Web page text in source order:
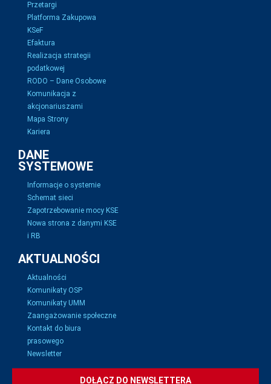
Przetargi
Platforma Zakupowa
KSeF
Efaktura
Realizacja strategii
podatkowej
RODO – Dane Osobowe
Komunikacja z
akcjonariuszami
Mapa Strony
Kariera
DANE
SYSTEMOWE
Informacje o systemie
Schemat sieci
Zapotrzebowanie mocy KSE
Nowa strona z danymi KSE
i RB
AKTUALNOŚCI
Aktualności
Komunikaty OSP
Komunikaty UMM
Zaangażowanie społeczne
Kontakt do biura
prasowego
Newsletter
DOŁĄCZ DO NEWSLETTERA